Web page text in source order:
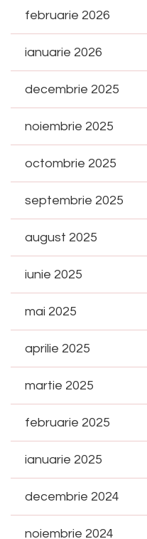
februarie 2026
ianuarie 2026
decembrie 2025
noiembrie 2025
octombrie 2025
septembrie 2025
august 2025
iunie 2025
mai 2025
aprilie 2025
martie 2025
februarie 2025
ianuarie 2025
decembrie 2024
noiembrie 2024